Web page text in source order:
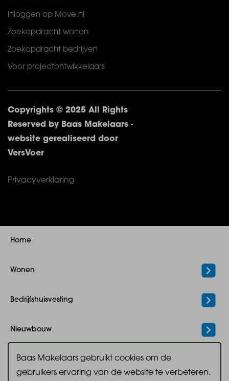
Inloggen op Move.nl
Zoekopdracht wonen
Zoekopdracht bedrijven
Voor projectontwikkelaars
Copyrights © 2025 All Rights
Reserved by Baas Makelaars -
website gerealiseerd door
VersVoer
Privacyverklaring
Baas Makelaars gebruikt cookies om de
gebruikers ervaring van de website te verbeteren.
Home
Wonen
Bedrijfshuisvesting
Nieuwbouw
Hypotheek